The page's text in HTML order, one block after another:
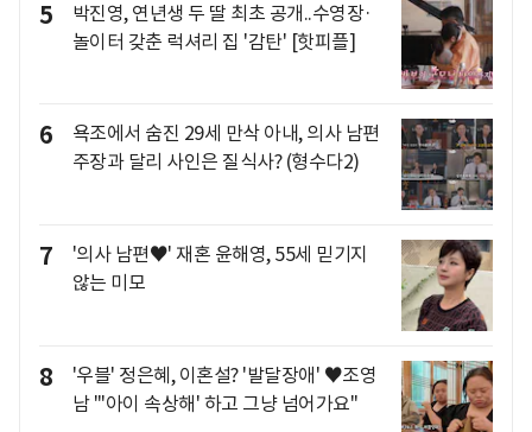
5
박진영, 연년생 두 딸 최초 공개..수영장·
놀이터 갖춘 럭셔리 집 '감탄' [핫피플]
6
욕조에서 숨진 29세 만삭 아내, 의사 남편
주장과 달리 사인은 질식사? (형수다2)
7
'의사 남편♥' 재혼 윤해영, 55세 믿기지
않는 미모
8
'우블' 정은혜, 이혼설? '발달장애' ♥조영
남 "'아이 속상해' 하고 그냥 넘어가요"